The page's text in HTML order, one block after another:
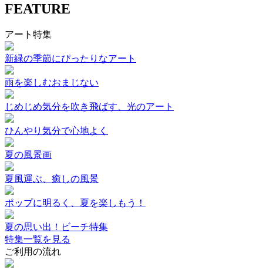
FEATURE
アート特集
新緑の季節にぴったりなアート
雨を楽しむおまじない
じめじめ気分を吹き飛ばす、光のアート
ひんやり気分で心地よく
夏の風景画
夏風運ぶ、癒しの風景
ポップに明るく、夏を楽しもう！
夏の思い出！ビーチ特集
特集一覧を見る
ご利用の流れ